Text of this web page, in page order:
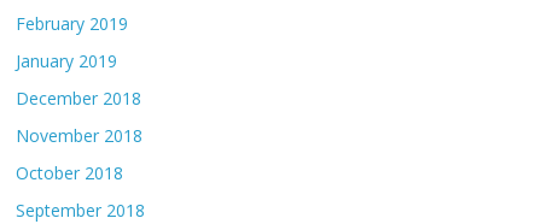
February 2019
January 2019
December 2018
November 2018
October 2018
September 2018